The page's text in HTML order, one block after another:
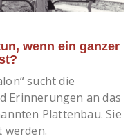
wenn ein ganzer
sucht die
Erinnerungen an das
Plattenbau. Sie
werden.